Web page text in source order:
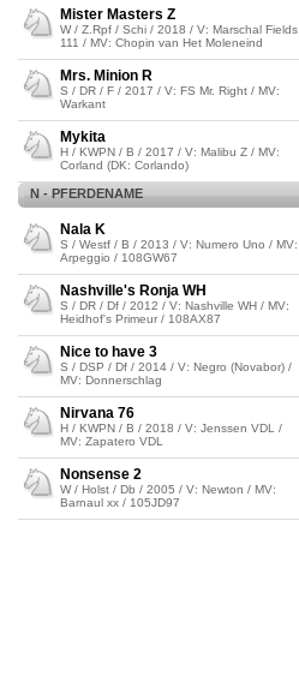
Mister Masters Z
W / Z.Rpf / Schi / 2018 / V: Marschal Fields
111 / MV: Chopin van Het Moleneind
Mrs. Minion R
S / DR / F / 2017 / V: FS Mr. Right / MV:
Warkant
Mykita
H / KWPN / B / 2017 / V: Malibu Z / MV:
Corland (DK: Corlando)
N - PFERDENAME
Nala K
S / Westf / B / 2013 / V: Numero Uno / MV:
Arpeggio / 108GW67
Nashville's Ronja WH
S / DR / Df / 2012 / V: Nashville WH / MV:
Heidhof's Primeur / 108AX87
Nice to have 3
S / DSP / Df / 2014 / V: Negro (Novabor) /
MV: Donnerschlag
Nirvana 76
H / KWPN / B / 2018 / V: Jenssen VDL /
MV: Zapatero VDL
Nonsense 2
W / Holst / Db / 2005 / V: Newton / MV:
Barnaul xx / 105JD97